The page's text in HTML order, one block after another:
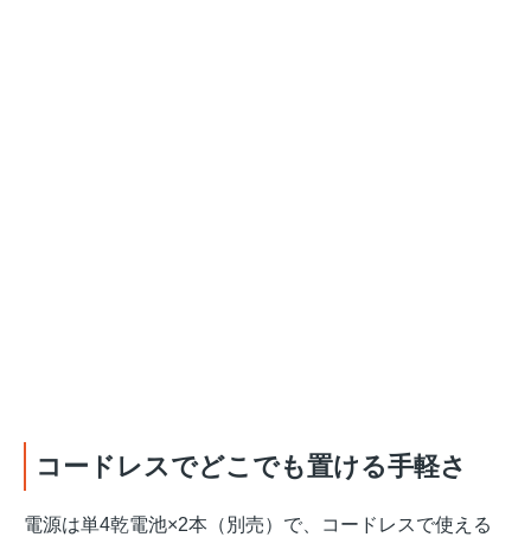
コードレスでどこでも置ける手軽さ
電源は単4乾電池×2本（別売）で、コードレスで使える